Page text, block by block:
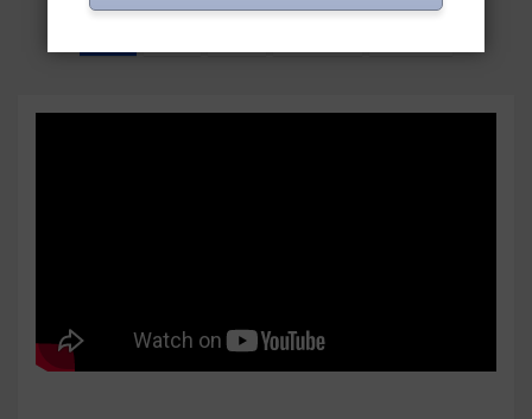
Posts
pagination